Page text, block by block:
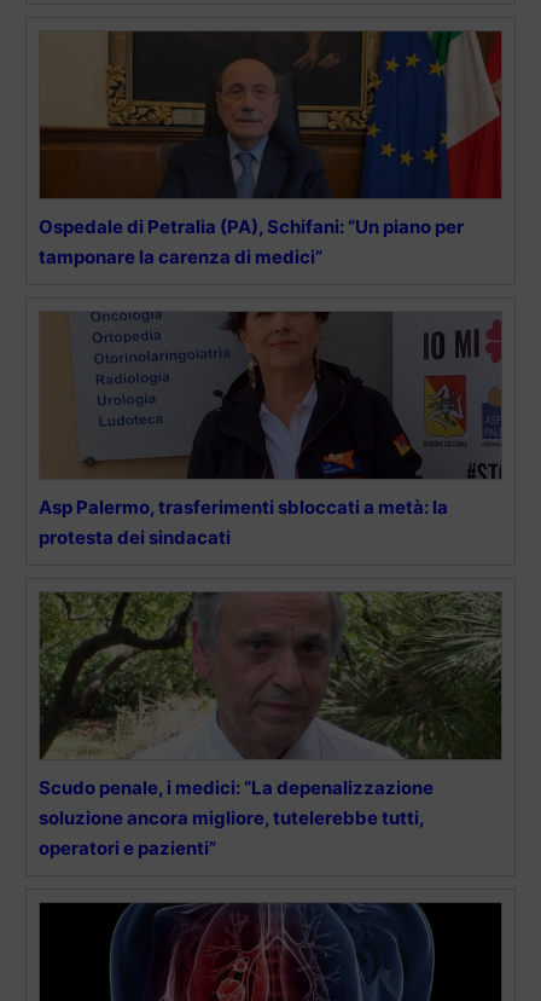
Ospedale di Petralia (PA), Schifani: “Un piano per
tamponare la carenza di medici”
Asp Palermo, trasferimenti sbloccati a metà: la
protesta dei sindacati
Scudo penale, i medici: “La depenalizzazione
soluzione ancora migliore, tutelerebbe tutti,
operatori e pazienti”